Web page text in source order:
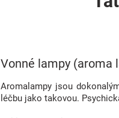
Vonné lampy (aroma
Aromalampy jsou
léčbu jako takovou.